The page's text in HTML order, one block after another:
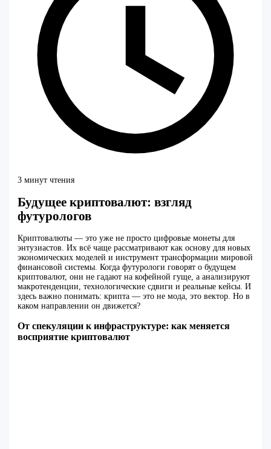
3 минут чтения
Будущее криптовалют: взгляд
футурологов
Криптовалюты — это уже не просто цифровые монеты для
энтузиастов. Их всё чаще рассматривают как основу для новых
экономических моделей и инструмент трансформации мировой
финансовой системы. Когда футурологи говорят о будущем
криптовалют, они не гадают на кофейной гуще, а анализируют
макротенденции, технологические сдвиги и реальные кейсы. И
здесь важно понимать: крипта — это не мода, это вектор. Но в
каком направлении он движется?
От спекуляции к инфраструктуре: как меняется
восприятие криптовалют